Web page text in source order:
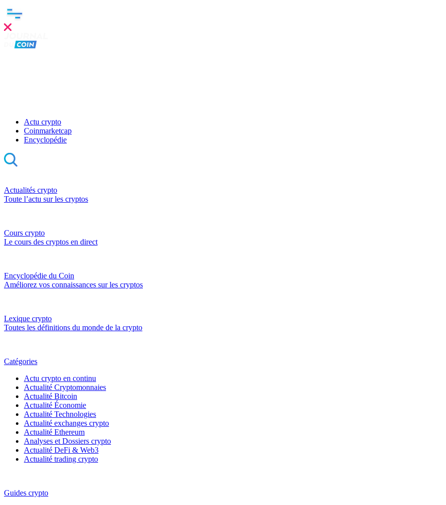
Actu crypto
Coinmarketcap
Encyclopédie
Actualités crypto
Toute l’actu sur les cryptos
Cours crypto
Le cours des cryptos en direct
Encyclopédie du Coin
Améliorez vos connaissances sur les cryptos
Lexique crypto
Toutes les définitions du monde de la crypto
Catégories
Actu crypto en continu
Actualité Cryptomonnaies
Actualité Bitcoin
Actualité Économie
Actualité Technologies
Actualité exchanges crypto
Actualité Ethereum
Analyses et Dossiers crypto
Actualité DeFi & Web3
Actualité trading crypto
Guides crypto